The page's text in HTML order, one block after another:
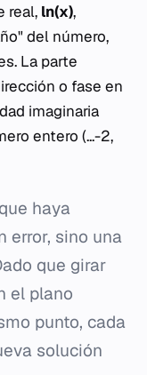
real, ln(x),
del número,
La parte
o fase en
imaginaria
entero (...-2,
haya
error, sino una
que girar
el plano
punto, cada
solución